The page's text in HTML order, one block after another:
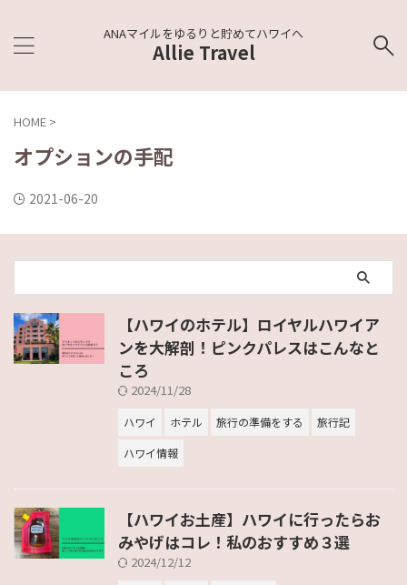
ANAマイルをゆるりと貯めてハワイへ
Allie Travel
HOME >
オプションの手配
2021-06-20
【ハワイのホテル】ロイヤルハワイア
ンを大解剖！ピンクパレスはこんなと
ころ
2024/11/28
ハワイ ホテル 旅行の準備をする
旅行記
ハワイ情報
【ハワイお土産】ハワイに行ったらお
みやげはコレ！私のおすすめ３選
2024/12/12